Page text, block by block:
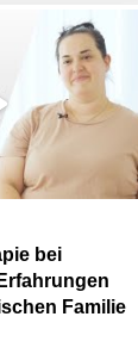
bei
Familie